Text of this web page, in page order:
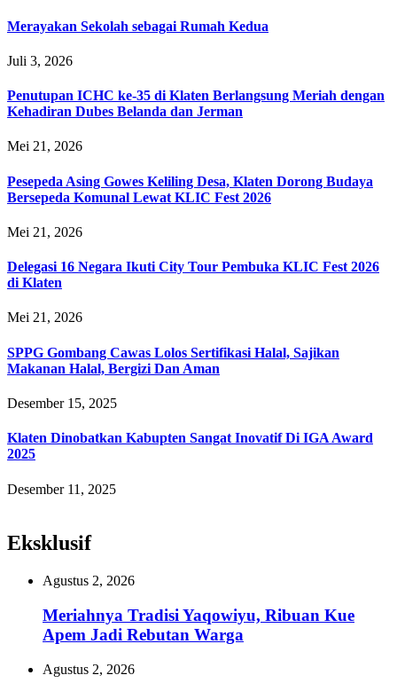
Merayakan Sekolah sebagai Rumah Kedua
Juli 3, 2026
Penutupan ICHC ke-35 di Klaten Berlangsung Meriah dengan
Kehadiran Dubes Belanda dan Jerman
Mei 21, 2026
Pesepeda Asing Gowes Keliling Desa, Klaten Dorong Budaya
Bersepeda Komunal Lewat KLIC Fest 2026
Mei 21, 2026
Delegasi 16 Negara Ikuti City Tour Pembuka KLIC Fest 2026
di Klaten
Mei 21, 2026
SPPG Gombang Cawas Lolos Sertifikasi Halal, Sajikan
Makanan Halal, Bergizi Dan Aman
Desember 15, 2025
Klaten Dinobatkan Kabupten Sangat Inovatif Di IGA Award
2025
Desember 11, 2025
Eksklusif
Agustus 2, 2026
Meriahnya Tradisi Yaqowiyu, Ribuan Kue
Apem Jadi Rebutan Warga
Agustus 2, 2026